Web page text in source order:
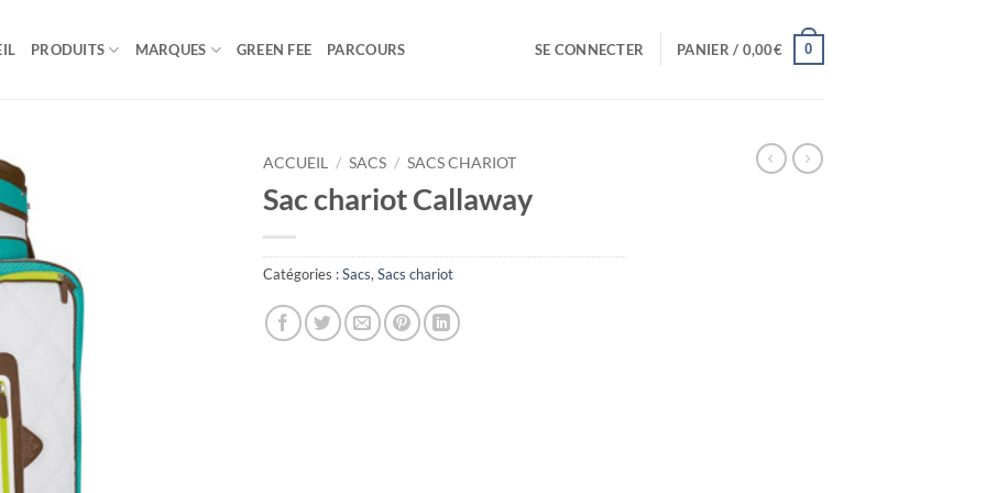
PRODUITS MARQUES GREEN FEE PARCOURS SE CONNECTER PANIER / 0,00€ 0
ACCUEIL / SACS / SACS CHARIOT
Sac chariot Callaway
Catégories :Sacs, Sacs chariot